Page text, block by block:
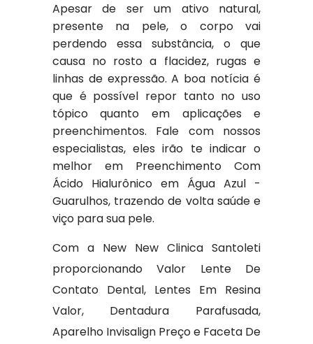
Apesar de ser um ativo natural,
presente na pele, o corpo vai
perdendo essa substância, o que
causa no rosto a flacidez, rugas e
linhas de expressão. A boa notícia é
que é possível repor tanto no uso
tópico quanto em aplicações e
preenchimentos. Fale com nossos
especialistas, eles irão te indicar o
melhor em Preenchimento Com
Ácido Hialurônico em Água Azul -
Guarulhos, trazendo de volta saúde e
viço para sua pele.
Com a New New Clinica Santoleti
proporcionando Valor Lente De
Contato Dental, Lentes Em Resina
Valor, Dentadura Parafusada,
Aparelho Invisalign Preço e Faceta De